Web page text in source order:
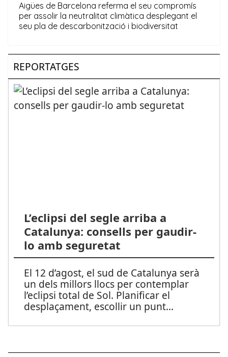
REPORTATGES
L’eclipsi del segle arriba a
Catalunya: consells per gaudir-
lo amb seguretat
El 12 d’agost, el sud de Catalunya serà
un dels millors llocs per contemplar
l’eclipsi total de Sol. Planificar el
desplaçament, escollir un punt...